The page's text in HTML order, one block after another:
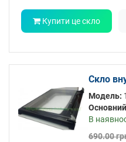
Купити це скло
Скло
Модель:
В
690.00